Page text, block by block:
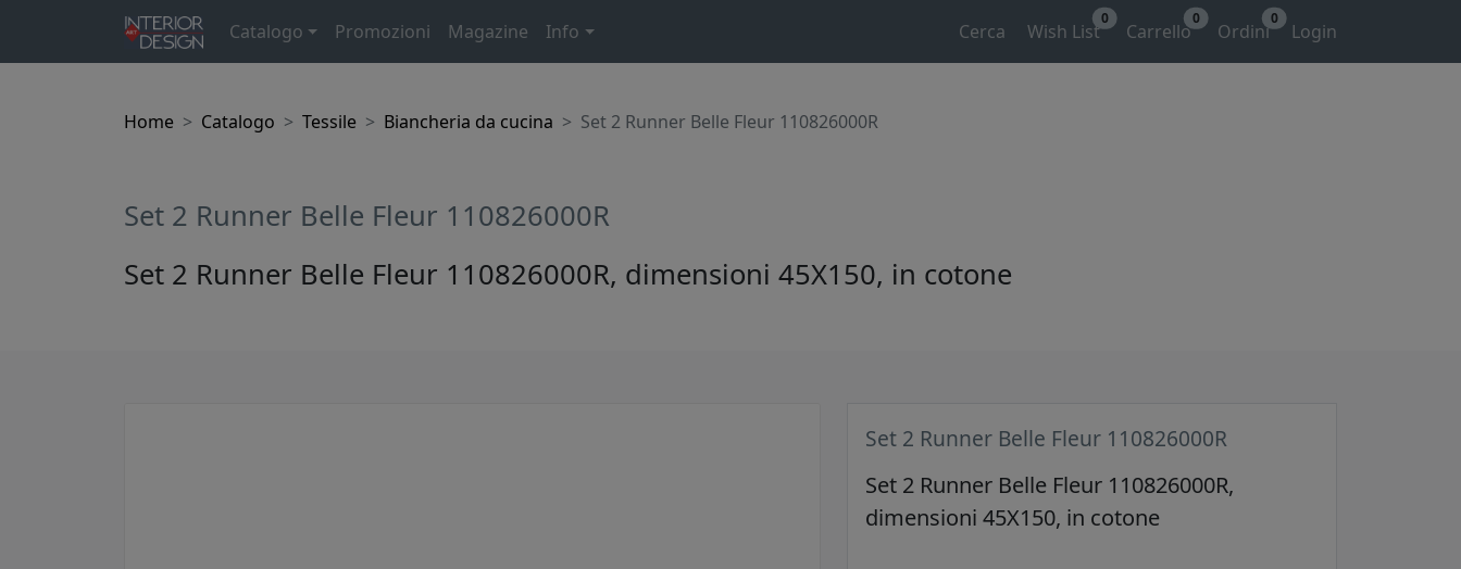
Catalogo Promozioni Magazine Info Cerca Wish List
0
Carrello
0
Ordini
0
Login
Home Catalogo Tessile Biancheria da cucina Set 2 Runner Belle Fleur 110826000R
Set 2 Runner Belle Fleur 110826000R
Set 2 Runner Belle Fleur 110826000R, dimensioni 45X150, in cotone
Set 2 Runner Belle Fleur 110826000R
Set 2 Runner Belle Fleur 110826000R,
dimensioni 45X150, in cotone